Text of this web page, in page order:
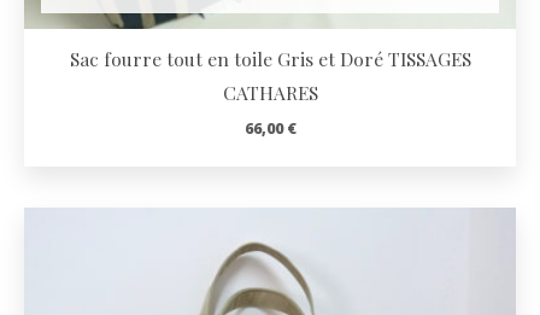
Sac fourre tout en toile Gris et Doré TISSAGES
CATHARES
66,00€